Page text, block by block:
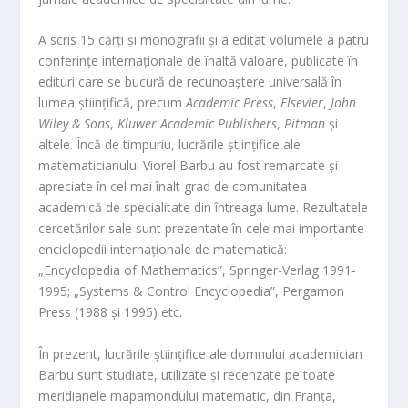
A scris 15 cărți și monografii și a editat volumele a patru
conferințe internaționale de înaltă valoare, publicate în
edituri care se bucură de recunoaștere universală în
lumea științifică, precumAcademic Press,Elsevier,John
Wiley & Sons,Kluwer Academic Publishers,Pitman și
altele. Încă de timpuriu, lucrările științifice ale
matematicianului Viorel Barbu au fost remarcate și
apreciate în cel mai înalt grad de comunitatea
academică de specialitate din întreaga lume. Rezultatele
cercetărilor sale sunt prezentate în cele mai importante
enciclopedii internaționale de matematică:
„Encyclopedia of Mathematics”, Springer-Verlag 1991-
1995; „Systems & Control Encyclopedia”, Pergamon
Press (1988 și 1995) etc.
În prezent, lucrările științifice ale domnului academician
Barbu sunt studiate, utilizate și recenzate pe toate
meridianele mapamondului matematic, din Franța,